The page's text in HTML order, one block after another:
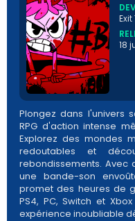
18
Plongez dans l'univers
RPG d'action intense
Explorez des mondes
redoutables et
rebondissements. Avec
une bande-son
promet des heures de
PS4, PC, Switch et
expérience inoubliable